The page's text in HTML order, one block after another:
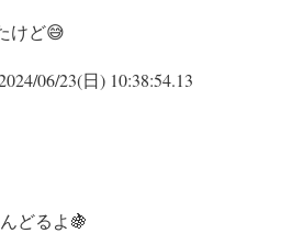
けど😅
06/23(日) 10:38:54.13
どるよ🍇